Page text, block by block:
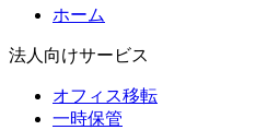
ホーム
法人向けサービス
オフィス移転
一時保管